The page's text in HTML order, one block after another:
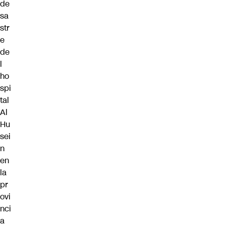
de
sa
str
e
de
l
ho
spi
tal
Al
Hu
sei
n
en
la
pr
ovi
nci
a